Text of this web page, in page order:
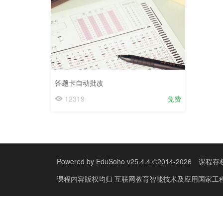
答题卡自动批改
12319
免费
Powered by EduSoho v25.4.4 ©2014-2026
课程存
课程内容版权均归 互联网教育智能技术及应用国家工